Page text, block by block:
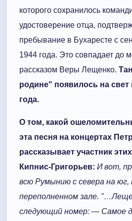
которого сохранилось
удостоверение отца,
пребывание в Бухаресте с
1944 года. Это совпадает до
рассказом Веры Лещенко.
родине" появилось на свет
года.
О том, какой
эта песня на концертах
рассказывает участник
Кипнис-Григорьев: И вот,
всю Румынию с севера на юг,
переполненном зале.
следующий номер: — Самое